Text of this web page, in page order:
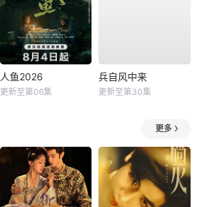
人鱼2026
更新至第06集
兵自风中来
更新至第30集
更多